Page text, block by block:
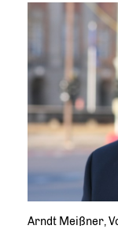
Arndt Meißner,